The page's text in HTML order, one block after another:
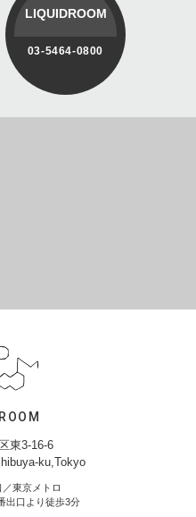
LIQUIDROOM
03-5464-0800
東3-16-6
ku,Tokyo
東京メトロ
出口より徒歩3分